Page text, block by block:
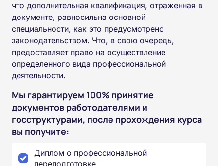
что дополнительная квалификация, отраженная в
документе, равносильна основной
специальности, как это предусмотрено
законодательством. Что, в свою очередь,
предоставляет право на осуществление
определенного вида профессиональной
деятельности.
Мы гарантируем 100% принятие
документов работодателями и
госструктурами, после прохождения курса
вы получите:
Диплом о профессиональной
переподготовке